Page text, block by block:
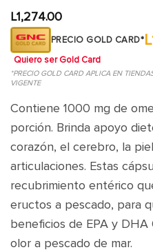
L1,274.00
PRECIO GOLD CARD*
Quiero ser Gold Card
*PRECIO GOLD CARD APLICA EN
VIGENTE
Contiene 1000 mg de
porción. Brinda apoyo
corazón, el cerebro, la
articulaciones. Estas
recubrimiento entérico
eructos a pescado, para
beneficios de EPA y
olor a pescado de mar.